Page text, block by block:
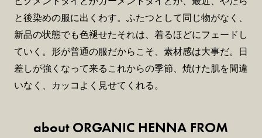
と後染めの服に出くわす。ふたつとして同じ物がなく、
新品の状態でも色褪せたそれは、着るほどにフェードし
ていく。形が普通の服だからこそ、素材感は大事だ。日
差しが強くなって来るこれからの季節、焼けた肌を間違
いなく、カッコよく見せてくれる。
about ORGANIC HENNA FROM